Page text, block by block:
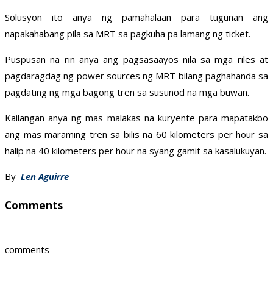
Solusyon ito anya ng pamahalaan para tugunan ang
napakahabang pila sa MRT sa pagkuha pa lamang ng ticket.
Puspusan na rin anya ang pagsasaayos nila sa mga riles at
pagdaragdag ng power sources ng MRT bilang paghahanda sa
pagdating ng mga bagong tren sa susunod na mga buwan.
Kailangan anya ng mas malakas na kuryente para mapatakbo
ang mas maraming tren sa bilis na 60 kilometers per hour sa
halip na 40 kilometers per hour na syang gamit sa kasalukuyan.
By Len Aguirre
Comments
comments